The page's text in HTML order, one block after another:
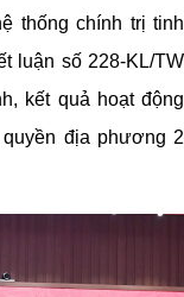
thống chính trị tinh
luận số 228-KL/TW
kết quả hoạt động
địa phương 2